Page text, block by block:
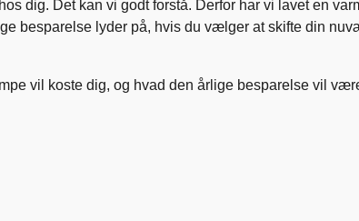
dig. Det kan vi godt forstå. Derfor har vi lavet en
besparelse lyder på, hvis du vælger at skifte din
vil koste dig, og hvad den årlige besparelse vil